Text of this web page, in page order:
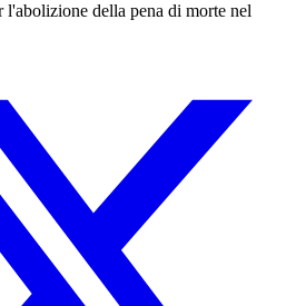
della pena di morte nel